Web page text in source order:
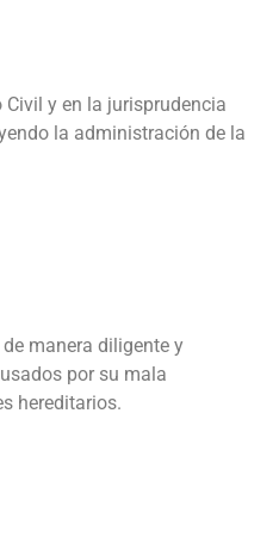
y en la jurisprudencia
la administración de la
manera diligente y
por su mala
hereditarios.